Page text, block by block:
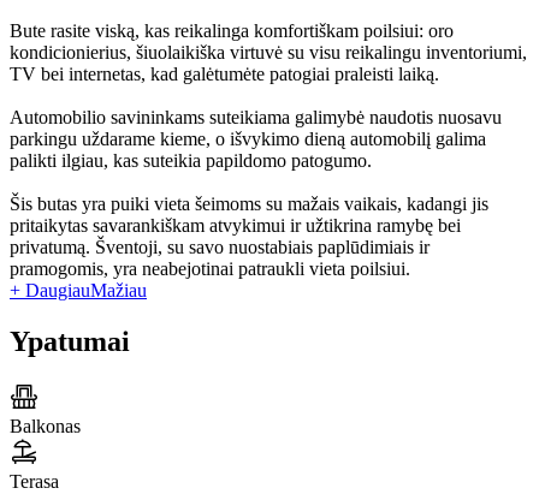
Bute rasite viską, kas reikalinga komfortiškam poilsiui: oro
kondicionierius, šiuolaikiška virtuvė su visu reikalingu inventoriumi,
TV bei internetas, kad galėtumėte patogiai praleisti laiką.
Automobilio savininkams suteikiama galimybė naudotis nuosavu
parkingu uždarame kieme, o išvykimo dieną automobilį galima
palikti ilgiau, kas suteikia papildomo patogumo.
Šis butas yra puiki vieta šeimoms su mažais vaikais, kadangi jis
pritaikytas savarankiškam atvykimui ir užtikrina ramybę bei
privatumą. Šventoji, su savo nuostabiais paplūdimiais ir
pramogomis, yra neabejotinai patraukli vieta poilsiui.
+ DaugiauMažiau
Ypatumai
Balkonas
Terasa